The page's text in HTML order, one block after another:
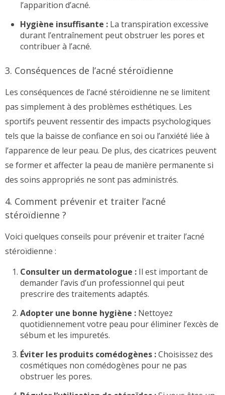
l’apparition d’acné.
Hygiène insuffisante : La transpiration excessive
durant l’entraînement peut obstruer les pores et
contribuer à l’acné.
3. Conséquences de l’acné stéroïdienne
Les conséquences de l’acné stéroïdienne ne se limitent
pas simplement à des problèmes esthétiques. Les
sportifs peuvent ressentir des impacts psychologiques
tels que la baisse de confiance en soi ou l’anxiété liée à
l’apparence de leur peau. De plus, des cicatrices peuvent
se former et affecter la peau de manière permanente si
des soins appropriés ne sont pas administrés.
4. Comment prévenir et traiter l’acné
stéroïdienne ?
Voici quelques conseils pour prévenir et traiter l’acné
stéroïdienne :
Consulter un dermatologue : Il est important de
demander l’avis d’un professionnel qui peut
prescrire des traitements adaptés.
Adopter une bonne hygiène : Nettoyez
quotidiennement votre peau pour éliminer l’excès de
sébum et les impuretés.
Éviter les produits comédogènes :Choisissez des
cosmétiques non comédogènes pour ne pas
obstruer les pores.